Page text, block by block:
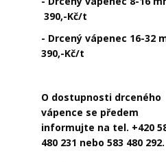
390,-Kč/t
- Drcený vápenec 16-32
390,-Kč/t
O dostupnosti drceného
vápence se předem
informujte na tel. +420
480 231 nebo 583 480 292.